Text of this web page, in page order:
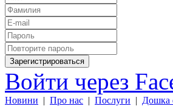
Войти через
Новини | Про нас | Послуги | Дошка